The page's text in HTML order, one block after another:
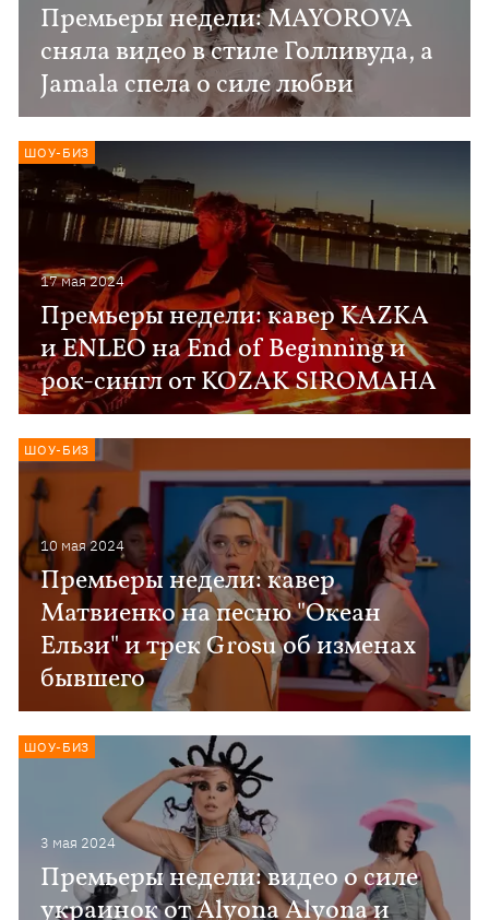
Премьеры недели: MAYOROVA
сняла видео в стиле Голливуда, а
Jamala спела о силе любви
17 мая 2024
Премьеры недели: кавер KAZKA
и ENLEO на End of Beginning и
рок-сингл от KOZAK SIROMAHA
ШОУ-БИЗ
10 мая 2024
Премьеры недели: кавер
Матвиенко на песню "Океан
Ельзи" и трек Grosu об изменах
бывшего
ШОУ-БИЗ
3 мая 2024
Премьеры недели: видео о силе
украинок от Alyona Alyona и
ШОУ-БИЗ